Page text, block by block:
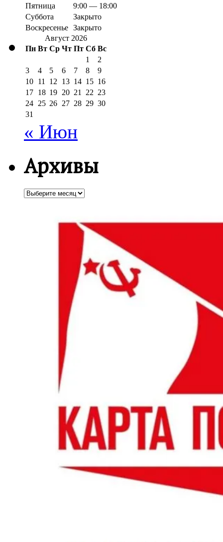
Пятница
9:00 — 18:00
Суббота
Закрыто
Воскресенье Закрыто
Август 2026
Пн Вт Ср Чт Пт Сб Вс
1
2
3
4 5 6 7 8
9
10 11 12 13 14 15 16
17 18 19 20 21 22 23
24 25 26 27 28 29 30
31
« Июн
Архивы
Архивы